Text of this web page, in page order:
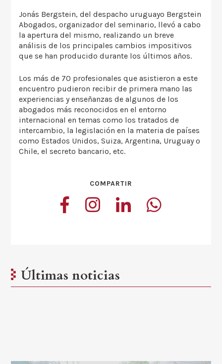
Jonás Bergstein, del despacho uruguayo Bergstein
Abogados, organizador del seminario, llevó a cabo
la apertura del mismo, realizando un breve
análisis de los principales cambios impositivos
que se han producido durante los últimos años.
Los más de 70 profesionales que asistieron a este
encuentro pudieron recibir de primera mano las
experiencias y enseñanzas de algunos de los
abogados más reconocidos en el entorno
internacional en temas como los tratados de
intercambio, la legislación en la materia de países
como Estados Unidos, Suiza, Argentina, Uruguay o
Chile, el secreto bancario, etc.
COMPARTIR
Últimas noticias